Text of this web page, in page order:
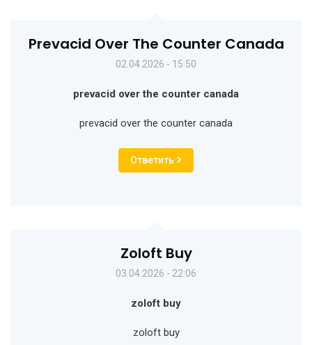
Prevacid Over The Counter Canada
02.04.2026 - 15:50
prevacid over the counter canada
prevacid over the counter canada
Ответить
Zoloft Buy
03.04.2026 - 22:06
zoloft buy
zoloft buy